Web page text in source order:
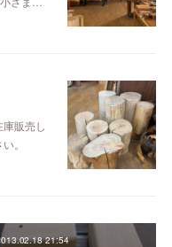
販売し
。
21:54